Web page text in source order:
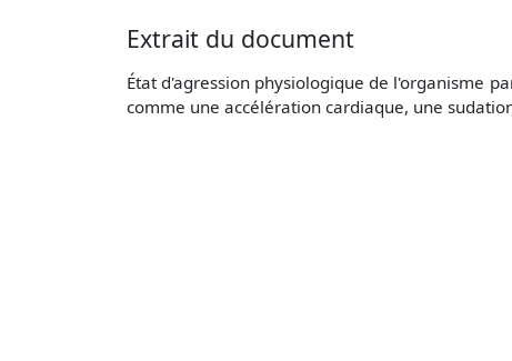
Extrait du document
État d'agression physiologique de l'organisme
comme une accélération cardiaque, une